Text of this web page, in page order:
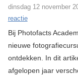
dinsdag 12 november
reactie
Bij Photofacts
nieuwe
ontdekken. In dit
afgelopen jaar